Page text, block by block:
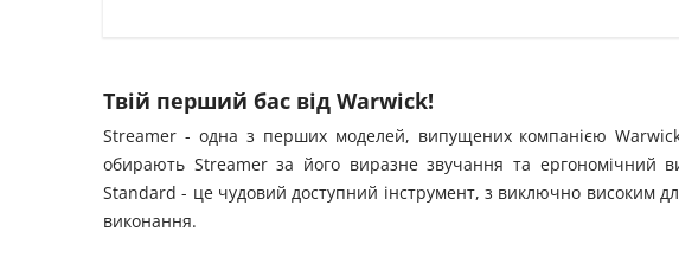
Твій перший бас від Warwick!
Streamer - одна з перших моделей, випущених компанією Warwick.
обирають Streamer за його виразне звучання та ергономічний
Standard - це чудовий доступний інструмент, з виключно високим
виконання.